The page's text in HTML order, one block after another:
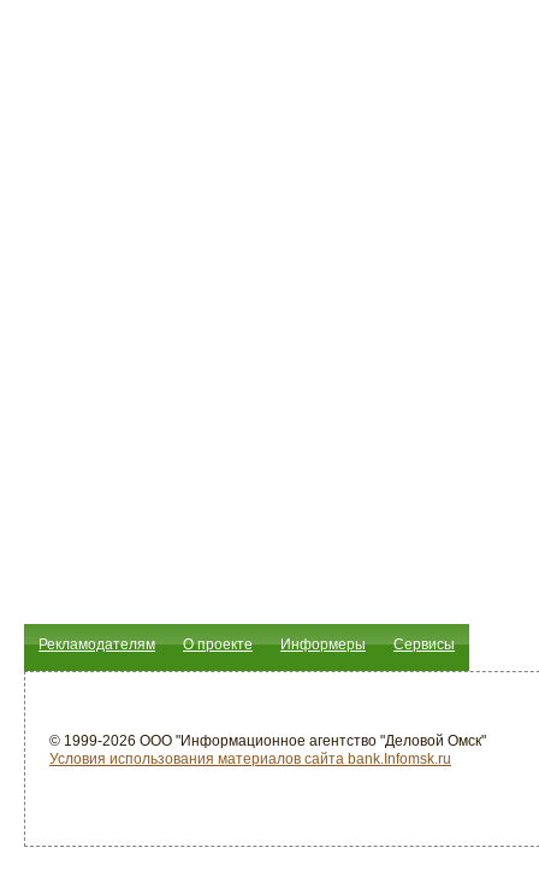
Рекламодателям О проекте Информеры Сервисы
© 1999-2026 ООО "Информационное агентство "Деловой Омск"
Условия использования материалов сайта bank.Infomsk.ru